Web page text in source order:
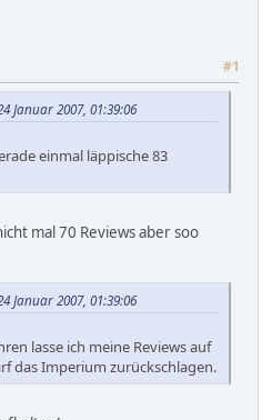
#1
Januar 2007, 01:39:06
einmal läppische 83
mal 70 Reviews aber soo
Januar 2007, 01:39:06
lasse ich meine Reviews auf
das Imperium zurückschlagen.